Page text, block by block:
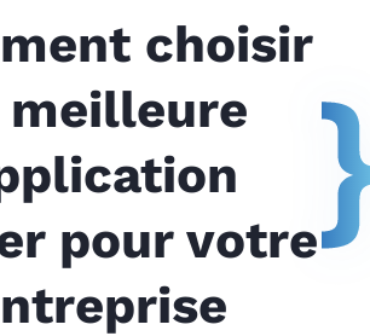
choisir
meilleure
pour votre